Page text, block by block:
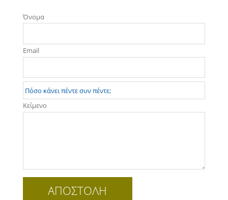
Όνομα
Email
Κείμενο